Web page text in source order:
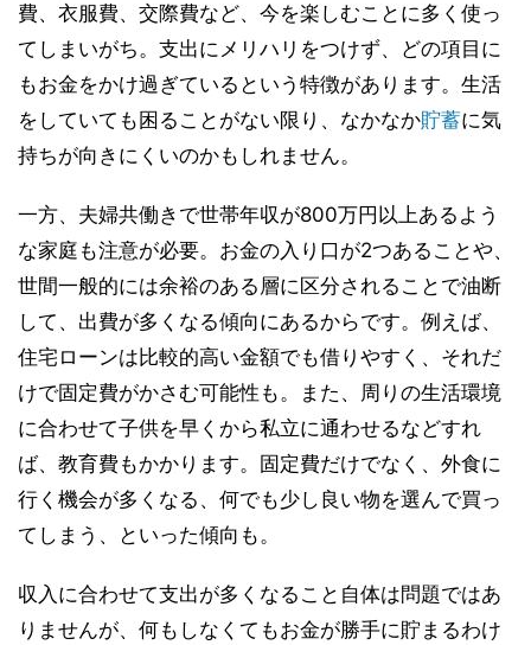
費、衣服費、交際費など、今を楽しむことに多く使っ
てしまいがち。支出にメリハリをつけず、どの項目に
もお金をかけ過ぎているという特徴があります。生活
をしていても困ることがない限り、なかなか貯蓄に気
持ちが向きにくいのかもしれません。
一方、夫婦共働きで世帯年収が800万円以上あるよう
な家庭も注意が必要。お金の入り口が2つあることや、
世間一般的には余裕のある層に区分されることで油断
して、出費が多くなる傾向にあるからです。例えば、
住宅ローンは比較的高い金額でも借りやすく、それだ
けで固定費がかさむ可能性も。また、周りの生活環境
に合わせて子供を早くから私立に通わせるなどすれ
ば、教育費もかかります。固定費だけでなく、外食に
行く機会が多くなる、何でも少し良い物を選んで買っ
てしまう、といった傾向も。
収入に合わせて支出が多くなること自体は問題ではあ
りませんが、何もしなくてもお金が勝手に貯まるわけ